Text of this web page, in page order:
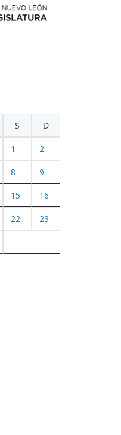
S D
1 2
8 9
15 16
22 23